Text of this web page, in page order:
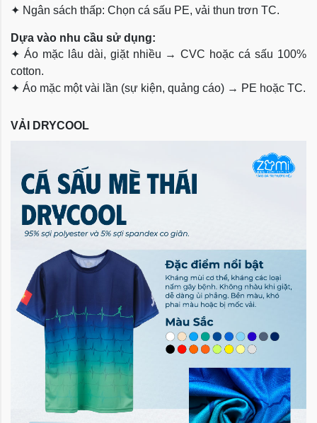
✦ Ngân sách thấp: Chọn cá sấu PE, vải thun trơn TC.
Dựa vào nhu cầu sử dụng:
✦ Áo mặc lâu dài, giặt nhiều → CVC hoặc cá sấu 100%
cotton.
✦ Áo mặc một vài lần (sự kiện, quảng cáo) → PE hoặc TC.
VẢI DRYCOOL